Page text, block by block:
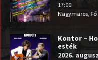
17:00
Nagymaros,
Kontor –
esték
2026.